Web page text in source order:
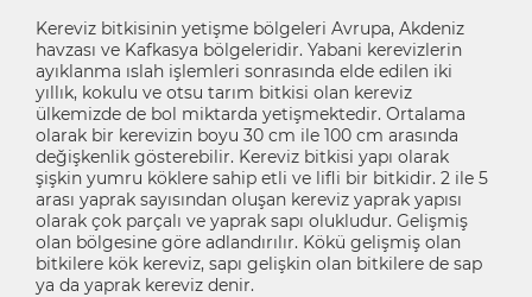
Kereviz bitkisinin yetişme bölgeleri Avrupa, Akdeniz
havzası ve Kafkasya bölgeleridir. Yabani kerevizlerin
ayıklanma ıslah işlemleri sonrasında elde edilen iki
yıllık, kokulu ve otsu tarım bitkisi olan kereviz
ülkemizde de bol miktarda yetişmektedir. Ortalama
olarak bir kerevizin boyu 30 cm ile 100 cm arasında
değişkenlik gösterebilir. Kereviz bitkisi yapı olarak
şişkin yumru köklere sahip etli ve lifli bir bitkidir. 2 ile 5
arası yaprak sayısından oluşan kereviz yaprak yapısı
olarak çok parçalı ve yaprak sapı olukludur. Gelişmiş
olan bölgesine göre adlandırılır. Kökü gelişmiş olan
bitkilere kök kereviz, sapı gelişkin olan bitkilere de sap
ya da yaprak kereviz denir.